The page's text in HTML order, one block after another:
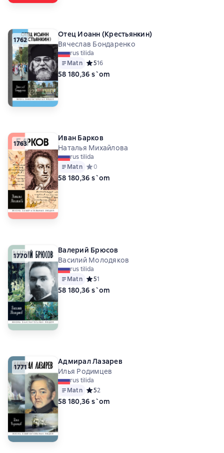
1762
Отец Иоанн (Крестьянкин)
Вячеслав Бондаренко
rus tilida
Matn Средний рейтинг 5 на основе 16 оценок
516
58 180,36 s`om
1763
Иван Барков
Наталья Михайлова
rus tilida
Matn Средний рейтинг 0 на основе 0 оценок
0
58 180,36 s`om
1770
Валерий Брюсов
Василий Молодяков
rus tilida
Matn Средний рейтинг 5 на основе 1 оценок
51
58 180,36 s`om
1771
Адмирал Лазарев
Илья Родимцев
rus tilida
Matn Средний рейтинг 5 на основе 2 оценок
52
58 180,36 s`om